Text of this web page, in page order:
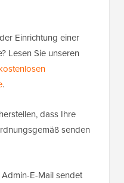
Einrichtung einer
Lesen Sie unseren
.
dass Ihre
senden
E-Mail sendet